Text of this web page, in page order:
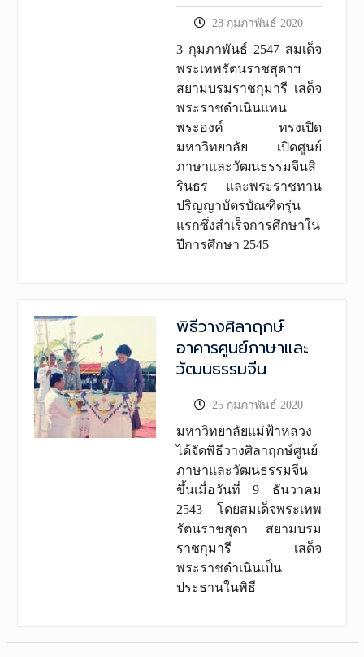
28 กุมภาพันธ์ 2020
3 กุมภาพันธ์ 2547 สมเด็จ
พระเทพรัตนราชสุดาฯ
สยามบรมราชกุมารี เสด็จ
พระราชดำเนินแทน
พระองค์ ทรงเปิด
มหาวิทยาลัย เปิดศูนย์
ภาษาและวัฒนธรรมจีนสิ
รินธร และพระราชทาน
ปริญญาบัตรบัณฑิตรุ่น
แรกซึ่งสำเร็จการศึกษาใน
ปีการศึกษา 2545
พิธีวางศิลาฤกษ์
อาคารศูนย์ภาษาและ
วัฒนธรรมจีน
25 กุมภาพันธ์ 2020
มหาวิทยาลัยแม่ฟ้าหลวง
ได้จัดพิธีวางศิลาฤกษ์ศูนย์
ภาษาและวัฒนธรรมจีน
ขึ้นเมื่อวันที่ 9 ธันวาคม
2543 โดยสมเด็จพระเทพ
รัตนราชสุดา สยามบรม
ราชกุมารี เสด็จ
พระราชดำเนินเป็น
ประธานในพิธี